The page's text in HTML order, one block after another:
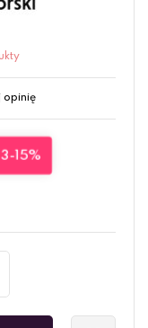
opinię
15%